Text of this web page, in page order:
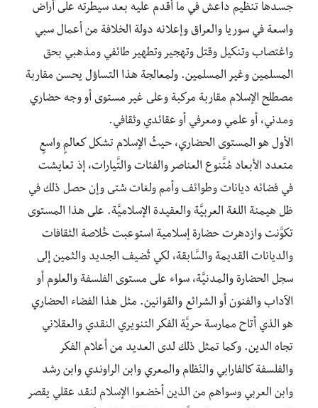
جسدها تنظيم داعش في ما أقدم عليه بعد سيطرته على أراض
واسعة في سوريا والعراق وإعلانه دولة الخلافة من أعمال سبي
واغتصاب وتنكيل وقتل وتهجير وتطهير طائفي ومذهبي بحق
المسلمين وغير المسلمين. ولمعالجة هذا التساؤل يحسن مقاربة
مصطلح الإسلام مقاربة مركبة وعلى غير مستوى أو وجه حضاري
ومدني، أو علمي ومعرفي أو عقائدي وثقافي.
الأول هو المستوى الحضاري، حيثُ الإسلام تشكل كعالمٍ واسعٍ
متعدد الأبعاد مُتَّنوع العناصر والفئات والتَّيارات، إذ تعايشت
في فضائه ديانات وطوائف وأمم ولغات شتى وإن حصل ذلك في
ظل هيمنة اللغة العربيَّة والعقيدة الإسلاميَّة. على هذا المستوى
تكوَّنت وازدهرت حضارة إسلامية استوعبت خُلاصة الثقافات
والديانات القديمة والسَّابقة، لكي تُضيف الجديد والثمين إلى
سجل الحضارة والمدنيَّة، سواء على مستوى الفلسفة والعلوم أو
الآداب والفنون أو الشرائع والقوانين. مثل هذا الفضاء الحضاري
هو الذي أتاح ممارسة حريَّة الفكر التنويري النقدي والعقلاني
تجاه الدين. وكما تمثل ذلك لدى العديد من أعلام الفكر
والفلسفة كالفارابي والنّظام والمعري وابن الراوندي وابن رشد
وابن العربي وسواهم من الذين أخضعوا الإسلام لنقد عقلي يقصر